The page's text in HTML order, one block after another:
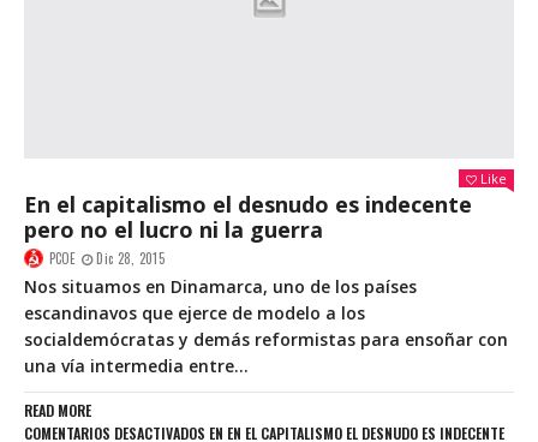
Like
En el capitalismo el desnudo es indecente
pero no el lucro ni la guerra
PCOE Dic 28, 2015
Nos situamos en Dinamarca, uno de los países
escandinavos que ejerce de modelo a los
socialdemócratas y demás reformistas para ensoñar con
una vía intermedia entre...
READ MORE
COMENTARIOS DESACTIVADOS EN EN EL CAPITALISMO EL DESNUDO ES INDECENTE